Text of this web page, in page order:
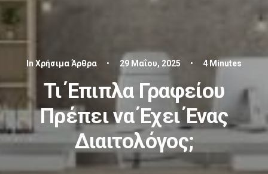
InΧρήσιμα Άρθρα • 29 Μαΐου, 2025 • 4 Minutes
Τι Έπιπλα Γραφείου
Πρέπει να Έχει Ένας
Διαιτολόγος;